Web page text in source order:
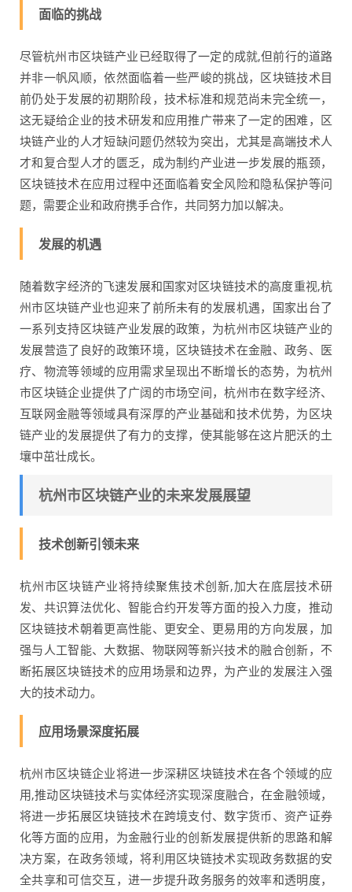
面临的挑战
尽管杭州市区块链产业已经取得了一定的成就,但前行的道路
并非一帆风顺，依然面临着一些严峻的挑战，区块链技术目
前仍处于发展的初期阶段，技术标准和规范尚未完全统一，
这无疑给企业的技术研发和应用推广带来了一定的困难，区
块链产业的人才短缺问题仍然较为突出，尤其是高端技术人
才和复合型人才的匮乏，成为制约产业进一步发展的瓶颈，
区块链技术在应用过程中还面临着安全风险和隐私保护等问
题，需要企业和政府携手合作，共同努力加以解决。
发展的机遇
随着数字经济的飞速发展和国家对区块链技术的高度重视,杭
州市区块链产业也迎来了前所未有的发展机遇，国家出台了
一系列支持区块链产业发展的政策，为杭州市区块链产业的
发展营造了良好的政策环境，区块链技术在金融、政务、医
疗、物流等领域的应用需求呈现出不断增长的态势，为杭州
市区块链企业提供了广阔的市场空间，杭州市在数字经济、
互联网金融等领域具有深厚的产业基础和技术优势，为区块
链产业的发展提供了有力的支撑，使其能够在这片肥沃的土
壤中茁壮成长。
杭州市区块链产业的未来发展展望
技术创新引领未来
杭州市区块链产业将持续聚焦技术创新,加大在底层技术研
发、共识算法优化、智能合约开发等方面的投入力度，推动
区块链技术朝着更高性能、更安全、更易用的方向发展，加
强与人工智能、大数据、物联网等新兴技术的融合创新，不
断拓展区块链技术的应用场景和边界，为产业的发展注入强
大的技术动力。
应用场景深度拓展
杭州市区块链企业将进一步深耕区块链技术在各个领域的应
用,推动区块链技术与实体经济实现深度融合，在金融领域，
将进一步拓展区块链技术在跨境支付、数字货币、资产证券
化等方面的应用，为金融行业的创新发展提供新的思路和解
决方案，在政务领域，将利用区块链技术实现政务数据的安
全共享和可信交互，进一步提升政务服务的效率和透明度，